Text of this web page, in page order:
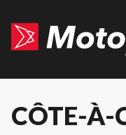
CÔTE-À-